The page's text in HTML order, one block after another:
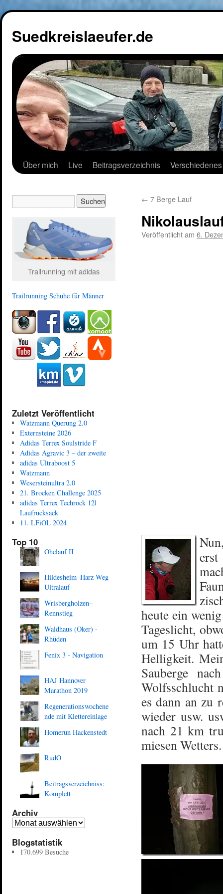
Suedkreislaeufer.de
Über mich Live Beitragsverzeichnis Verschiedenes
← 7 Berge Lauf
Veröffentlicht am 6.
heute ein
Tageslicht,
um 15 Uhr
Helligkeit.
Sauberge
Wolfsschlucht
es dann an zu
wieder usw.
nach 21 km
miesen Wetters.
Trailrunning mit adidas
Trailrunning Schuhe für Männer
Zuletzt Veröffentlicht
Watzmann Querung 2.0
Externsteine 2026
Adidas Terrex Soulstride F
Adidas Agravic 3 – der zweite
adidas Ultraboost 5
Watzmann
Wesersteinultra 2.0
21. Brocken Challenge 2025
adidas Terrex Techrock 12l
Laufrucksack
11. LFiOL 2024
Top 10
Ohelauf II
Hildesheim–Harz Weg
Ultralauf
Wrisbergholzen–
Rennstieg
Waldhaus (Oker) -
Rhüden
Fenix 3 - Navigation
HAJ Hannover
Marathon 2019
Regenerationswochene
nde mit Klettereinlage
Homerun Hackenstedt
RudO
Beitragsverzeichniss:
Komplett
Archiv
Blogstatistik
170.699 Besuche